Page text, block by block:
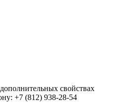
свойствах
+7 (812) 938-28-54